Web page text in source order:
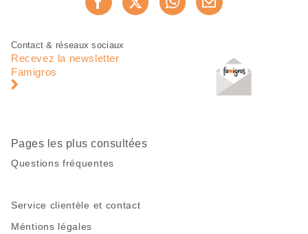
Recommander maintenant
Pied
page
Navigation
pied
Contact & réseaux sociaux
Recevez la newsletter
Famigros
Pages les plus consultées
Questions fréquentes
Service clientèle et contact
Méntions légales